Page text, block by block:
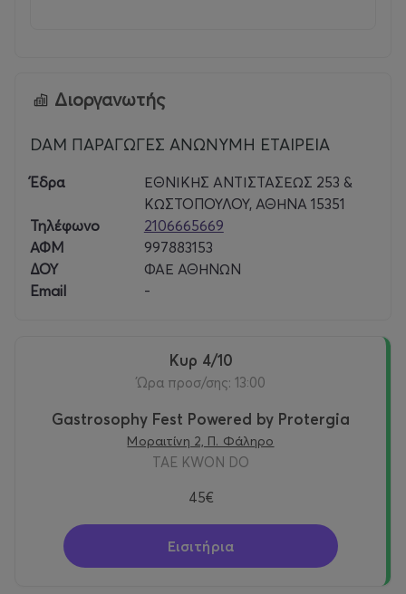
Διοργανωτής
DAM ΠΑΡΑΓΩΓΕΣ ΑΝΩΝΥΜΗ ΕΤΑΙΡΕΙΑ
Έδρα
ΕΘΝΙΚΗΣ ΑΝΤΙΣΤΑΣΕΩΣ 253 &
ΚΩΣΤΟΠΟΥΛΟΥ, ΑΘΗΝΑ 15351
Τηλέφωνο
2106665669
ΑΦΜ
997883153
ΔΟΥ
ΦΑΕ ΑΘΗΝΩΝ
Email
-
Κυρ 4/10
Ώρα προσ/σης: 13:00
Gastrosophy Fest Powered by Protergia
Μοραιτίνη 2, Π. Φάληρο
TAE KWON DO
45€
Εισιτήρια